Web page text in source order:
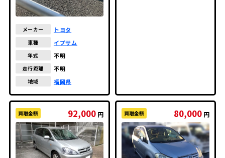
メーカー トヨタ
車種 イプサム
年式 不明
走行距離 不明
地域 福岡県
買取金額 92,000 円 買取金額 80,000 円